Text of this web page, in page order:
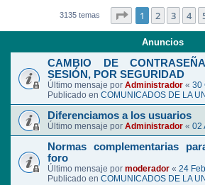
3135 temas Página de 63
1 2 3 4
Anuncios
CAMBIO DE
SESIÓN, POR SEGURIDAD
Último mensaje por Administrador « 30
Publicado en COMUNICADOS DE LA
Diferenciamos a los usuarios
Último mensaje por Administrador « 02
Normas complementarias
foro
Último mensaje por moderador « 24
Publicado en COMUNICADOS DE LA